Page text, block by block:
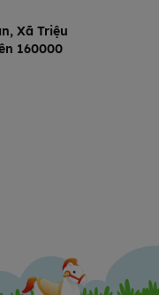
vitamin và khoáng
thay thế bữa ăn.
người ốm dậy, phụ nữ
hơn khi uống lạnh.
Xã Triệu
160000